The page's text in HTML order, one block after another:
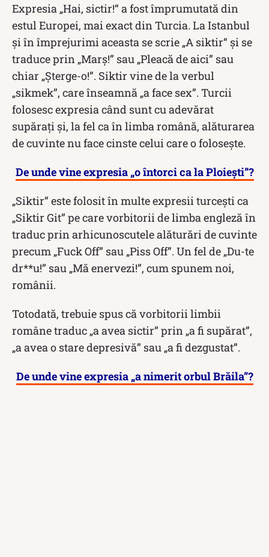
Expresia „Hai, sictir!“ a fost împrumutată din
estul Europei, mai exact din Turcia. La Istanbul
și în împrejurimi aceasta se scrie „A siktir“ și se
traduce prin „Marș!” sau „Pleacă de aici” sau
chiar „Șterge-o!”. Siktir vine de la verbul
„sikmek”, care înseamnă „a face sex”. Turcii
folosesc expresia când sunt cu adevărat
supărați și, la fel ca în limba română, alăturarea
de cuvinte nu face cinste celui care o folosește.
De unde vine expresia „o întorci ca la Ploiești”?
„Siktir” este folosit în multe expresii turcești ca
„Siktir Git” pe care vorbitorii de limba engleză în
traduc prin arhicunoscutele alăturări de cuvinte
precum „Fuck Off” sau „Piss Off”. Un fel de „Du-te
dr**u!” sau „Mă enervezi!”, cum spunem noi,
românii.
Totodată, trebuie spus că vorbitorii limbii
române traduc „a avea sictir” prin „a fi supărat”,
„a avea o stare depresivă” sau „a fi dezgustat”.
De unde vine expresia „a nimerit orbul Brăila”?